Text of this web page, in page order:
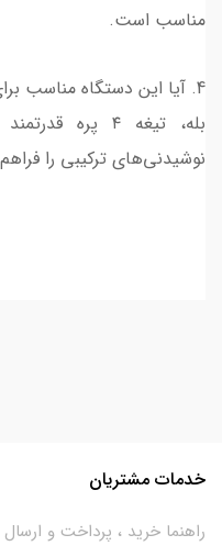
مناسب است.
4. آیا این دستگاه مناسب برای تهیه اسموتی هم هست؟
بله، تیغه ۴
نوشیدنی‌های ترکیبی را
خدمات مشتریان
راهنما خرید ، پرداخت و ارسال